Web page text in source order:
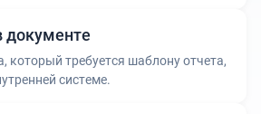
документе
который требуется шаблону отчета,
системе.